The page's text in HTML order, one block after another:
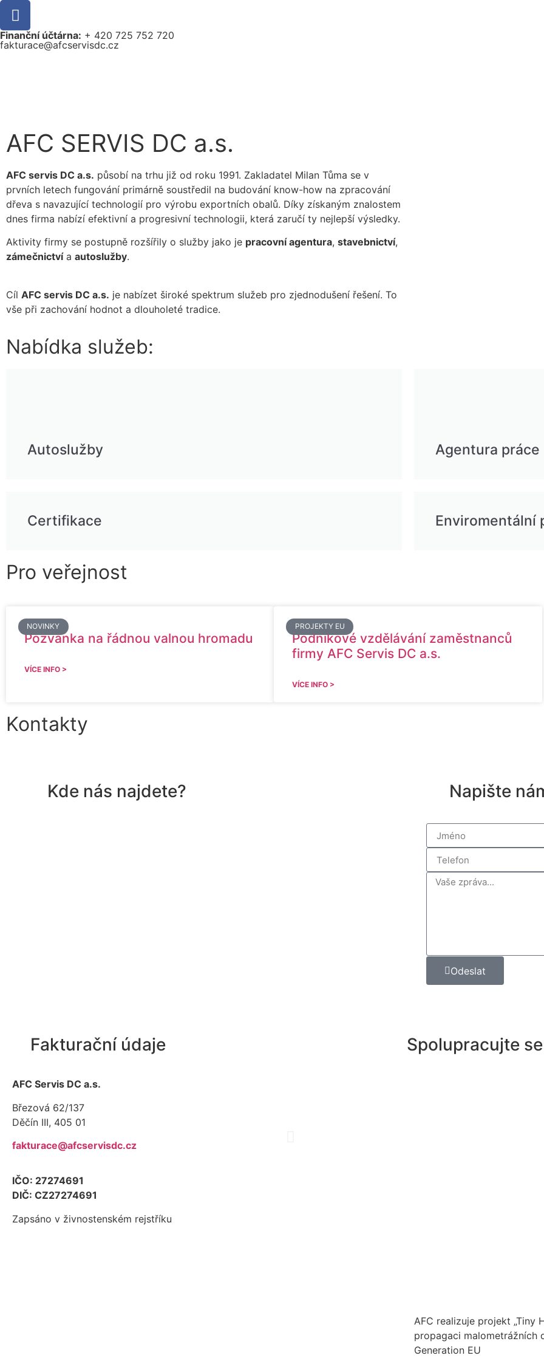
Finanční účtárna: + 420 725 752 720
fakturace@afcservisdc.cz
AFC SERVIS DC a.s.
AFC servis DC a.s. působí na trhu již od roku 1991. Zakladatel Milan Tůma se v
prvních letech fungování primárně soustředil na budování know-how na zpracování
dřeva s navazující technologií pro výrobu exportních obalů. Díky získaným znalostem
dnes firma nabízí efektivní a progresivní technologii, která zaručí ty nejlepší výsledky.
Aktivity firmy se postupně rozšířily o služby jako je pracovní agentura, stavebnictví,
zámečnictvía autoslužby.
Cíl AFC servis DC a.s. je nabízet široké spektrum služeb pro zjednodušení řešení. To
vše při zachování hodnot a dlouholeté tradice.
Nabídka služeb:
Autoslužby Agentura práce
Certifikace Enviromentální
Pro veřejnost
NOVINKY
Pozvánka na řádnou valnou hromadu
VÍCE INFO >
PROJEKTY EU
Podnikové vzdělávání zaměstnanců
firmy AFC Servis DC a.s.
VÍCE INFO >
Kontakty
Kde nás najdete? Napište
Odeslat
Fakturační údaje Spolupracujte
AFC Servis DC a.s.
Březová 62/137
Děčín III, 405 01
fakturace@afcservisdc.cz
IČO: 27274691
DIČ: CZ27274691
Zapsáno v živnostenském rejstříku
AFC realizuje projekt „Tiny
propagaci malometrážních
Generation EU